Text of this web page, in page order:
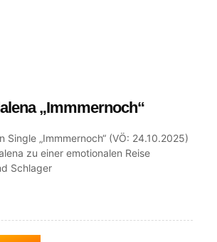
„Immmernoch“
Single „Immmernoch“ (VÖ: 24.10.2025)
zu einer emotionalen Reise
Schlager